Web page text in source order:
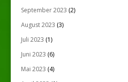
September 2023 (2)
August 2023 (3)
Juli 2023 (1)
Juni 2023 (6)
Mai 2023 (4)